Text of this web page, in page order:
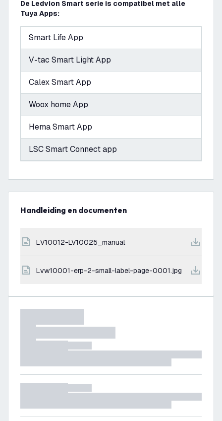
De Ledvion Smart serie is compatibel met alle
Tuya Apps:
Smart Life App
V-tac Smart Light App
Calex Smart App
Woox home App
Hema Smart App
LSC Smart Connect app
Handleiding en documenten
LV10012-LV10025_manual
lvw10001-erp-2-small-label-page-0001.jpg